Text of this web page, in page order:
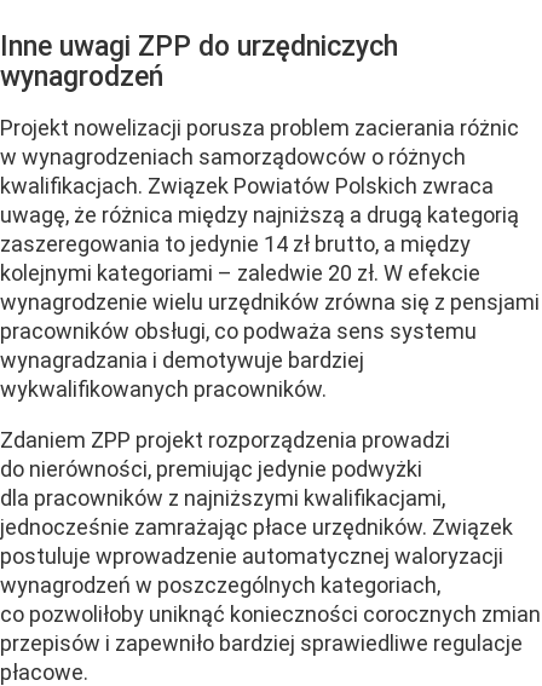
Inne uwagi ZPP do urzędniczych
wynagrodzeń
Projekt nowelizacji porusza problem zacierania różnic
w wynagrodzeniach samorządowców o różnych
kwalifikacjach. Związek Powiatów Polskich zwraca
uwagę, że różnica między najniższą a drugą kategorią
zaszeregowania to jedynie 14 zł brutto, a między
kolejnymi kategoriami – zaledwie 20 zł. W efekcie
wynagrodzenie wielu urzędników zrówna się z pensjami
pracowników obsługi, co podważa sens systemu
wynagradzania i demotywuje bardziej
wykwalifikowanych pracowników.
Zdaniem ZPP projekt rozporządzenia prowadzi
do nierówności, premiując jedynie podwyżki
dla pracowników z najniższymi kwalifikacjami,
jednocześnie zamrażając płace urzędników. Związek
postuluje wprowadzenie automatycznej waloryzacji
wynagrodzeń w poszczególnych kategoriach,
co pozwoliłoby uniknąć konieczności corocznych zmian
przepisów i zapewniło bardziej sprawiedliwe regulacje
płacowe.